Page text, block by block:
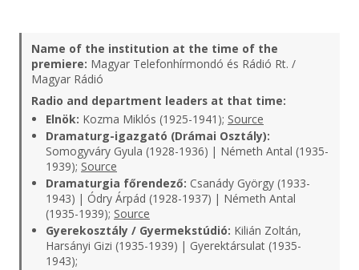
Name of the institution at the time of the
premiere: Magyar Telefonhírmondó és Rádió Rt. /
Magyar Rádió
Radio and department leaders at that time:
Elnök: Kozma Miklós (1925-1941); Source
Dramaturg-igazgató (Drámai Osztály):
Somogyváry Gyula (1928-1936) | Németh Antal (1935-
1939); Source
Dramaturgia főrendező: Csanády György (1933-
1943) | Ódry Árpád (1928-1937) | Németh Antal
(1935-1939); Source
Gyerekosztály / Gyermekstúdió: Kilián Zoltán,
Harsányi Gizi (1935-1939) | Gyerektársulat (1935-
1943);